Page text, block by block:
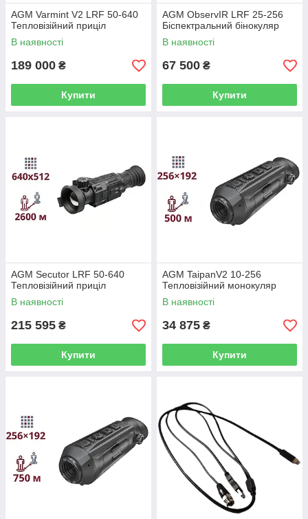
AGM Varmint V2 LRF 50-640
Тепловізійний приціл
В наявності
189 000 ₴
Купити
AGM ObservIR LRF 25-256
Біспектральний бінокуляр
В наявності
67 500 ₴
Купити
AGM Secutor LRF 50-640
Тепловізійний приціл
В наявності
215 595 ₴
Купити
AGM TaipanV2 10-256
Тепловізійний монокуляр
В наявності
34 875 ₴
Купити